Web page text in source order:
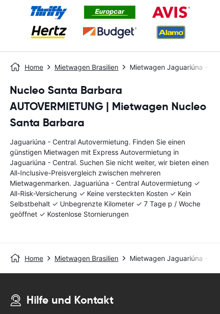
Home Mietwagen Brasilien Mietwagen Jaguariúna -
Nucleo Santa Barbara
AUTOVERMIETUNG | Mietwagen Nucleo
Santa Barbara
Jaguariúna - Central Autovermietung. Finden Sie einen
günstigen Mietwagen mit Express Autovermietung in
Jaguariúna - Central. Suchen Sie nicht weiter, wir bieten einen
All-Inclusive-Preisvergleich zwischen mehreren
Mietwagenmarken. Jaguariúna - Central Autovermietung ✓
All-Risk-Versicherung ✓ Keine versteckten Kosten ✓ Kein
Selbstbehalt ✓ Unbegrenzte Kilometer ✓ 7 Tage p / Woche
geöffnet ✓ Kostenlose Stornierungen
Home Mietwagen Brasilien Mietwagen Jaguariúna -
Hilfe und Kontakt